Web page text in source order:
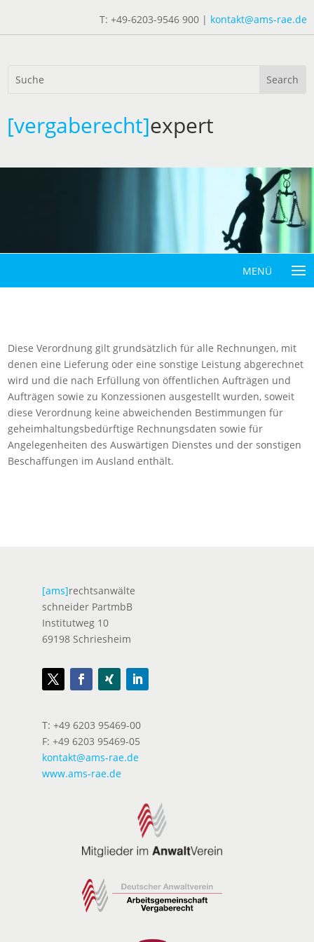
T: +49-6203-9546 900 | kontakt@ams-rae.de
[vergaberecht]expert
Diese Verordnung gilt grundsätzlich für alle Rechnungen, mit
denen eine Lieferung oder eine sonstige Leistung abgerechnet
wird und die nach Erfüllung von öffentlichen Aufträgen und
Aufträgen sowie zu Konzessionen ausgestellt wurden, soweit
diese Verordnung keine abweichenden Bestimmungen für
geheimhaltungsbedürftige Rechnungsdaten sowie für
Angelegenheiten des Auswärtigen Dienstes und der sonstigen
Beschaffungen im Ausland enthält.
[ams]rechtsanwälte
schneider PartmbB
Institutweg 10
69198 Schriesheim
T: +49 6203 95469-00
F: +49 6203 95469-05
kontakt@ams-rae.de
www.ams-rae.de